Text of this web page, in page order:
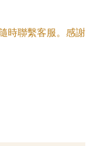
時聯繫客服。感謝